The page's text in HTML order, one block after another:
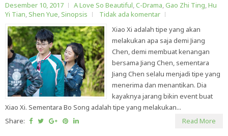
Desember 10, 2017 A Love So Beautiful,C-Drama,Gao Zhi Ting,Hu
Yi Tian, Shen Yue, Sinopsis
Tidak ada komentar
Xiao Xi adalah tipe yang akan
melakukan apa saja demi Jiang
Chen, demi membuat kenangan
bersama Jiang Chen, sementara
Jiang Chen selalu menjadi tipe yang
menerima dan menantikan. Dia
kayaknya jarang bikin event buat
Xiao Xi. Sementara Bo Song adalah tipe yang melakukan...
Share:
Read More